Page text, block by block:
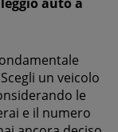
un veicolo
le
e il numero